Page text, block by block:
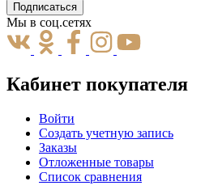
Подписаться
Мы в соц.сетях
Кабинет покупателя
Войти
Создать учетную запись
Заказы
Отложенные товары
Список сравнения